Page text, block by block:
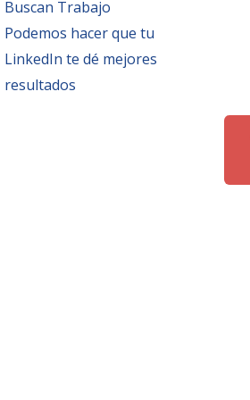
Buscan Trabajo
Podemos hacer que tu
LinkedIn te dé mejores
resultados